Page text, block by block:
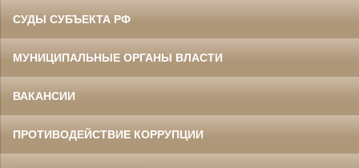
СУДЫ СУБЪЕКТА РФ
МУНИЦИПАЛЬНЫЕ ОРГАНЫ ВЛАСТИ
ВАКАНСИИ
ПРОТИВОДЕЙСТВИЕ КОРРУПЦИИ